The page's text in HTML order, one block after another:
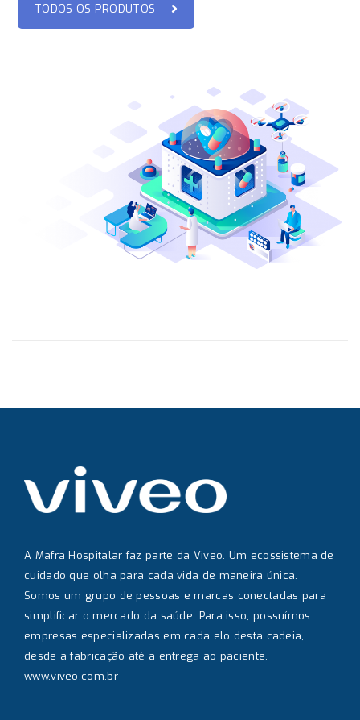
TODOS OS PRODUTOS
A Mafra Hospitalar faz parte da Viveo. Um ecossistema de
cuidado que olha para cada vida de maneira única.
Somos um grupo de pessoas e marcas conectadas para
simplificar o mercado da saúde. Para isso, possuímos
empresas especializadas em cada elo desta cadeia,
desde a fabricação até a entrega ao paciente.
www.viveo.com.br